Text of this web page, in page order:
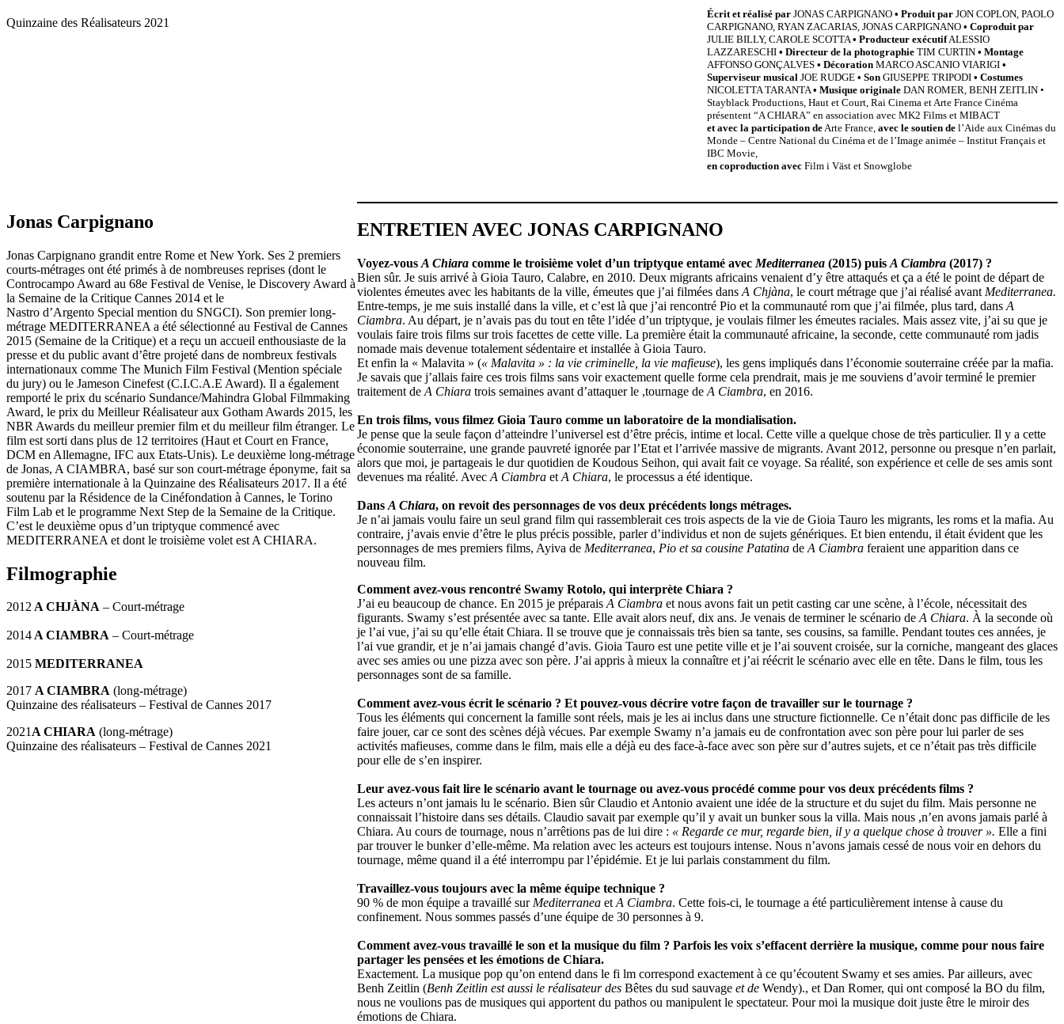
Quinzaine des Réalisateurs 2021
Écrit et réalisé parJONAS CARPIGNANO • Produit par JON COPLON, PAOLO
CARPIGNANO, RYAN ZACARIAS, JONAS CARPIGNANO • Coproduit par
JULIE BILLY, CAROLE SCOTTA• Producteur exécutifALESSIO
LAZZARESCHI• Directeur de la photographie TIM CURTIN • Montage
AFFONSO GONÇALVES• DécorationMARCO ASCANIO VIARIGI•
Superviseur musicalJOE RUDGE • Son GIUSEPPE TRIPODI• Costumes
NICOLETTA TARANTA• Musique originaleDAN ROMER, BENH ZEITLIN •
Stayblack Productions, Haut et Court, Rai Cinema et Arte France Cinéma
présentent “A CHIARA” en association avec MK2 Films et MIBACT
et avec la participation de Arte France, avec le soutien del’Aide aux Cinémas du
Monde – Centre National du Cinéma et de l’Image animée – Institut Français et
IBC Movie,
en coproduction avec Film i Väst et Snowglobe
Jonas Carpignano
Jonas Carpignano grandit entre Rome et New York. Ses 2 premiers
courts-métrages ont été primés à de nombreuses reprises (dont le
Controcampo Award au 68e Festival de Venise, le Discovery Award à
la Semaine de la Critique Cannes 2014 et le
Nastro d’Argento Special mention du SNGCI). Son premier long-
métrage MEDITERRANEA a été sélectionné au Festival de Cannes
2015 (Semaine de la Critique) et a reçu un accueil enthousiaste de la
presse et du public avant d’être projeté dans de nombreux festivals
internationaux comme The Munich Film Festival (Mention spéciale
du jury) ou le Jameson Cinefest (C.I.C.A.E Award). Il a également
remporté le prix du scénario Sundance/Mahindra Global Filmmaking
Award, le prix du Meilleur Réalisateur aux Gotham Awards 2015, les
NBR Awards du meilleur premier film et du meilleur film étranger. Le
film est sorti dans plus de 12 territoires (Haut et Court en France,
DCM en Allemagne, IFC aux Etats-Unis). Le deuxième long-métrage
de Jonas, A CIAMBRA, basé sur son court-métrage éponyme, fait sa
première internationale à la Quinzaine des Réalisateurs 2017. Il a été
soutenu par la Résidence de la Cinéfondation à Cannes, le Torino
Film Lab et le programme Next Step de la Semaine de la Critique.
C’est le deuxième opus d’un triptyque commencé avec
MEDITERRANEA et dont le troisième volet est A CHIARA.
Filmographie
2012A CHJÀNA – Court-métrage
2014A CIAMBRA – Court-métrage
2015 MEDITERRANEA
2017 A CIAMBRA (long-métrage)
Quinzaine des réalisateurs – Festival de Cannes 2017
2021A CHIARA (long-métrage)
Quinzaine des réalisateurs – Festival de Cannes 2021
ENTRETIEN AVEC JONAS CARPIGNANO
Voyez-vous A Chiara comme le troisième volet d’un triptyque entamé avec Mediterranea (2015) puis A Ciambra (2017) ?
Bien sûr. Je suis arrivé à Gioia Tauro, Calabre, en 2010. Deux migrants africains venaient d’y être attaqués et ça a été le point de départ de
violentes émeutes avec les habitants de la ville, émeutes que j’ai filmées dans A Chjàna, le court métrage que j’ai réalisé avant Mediterranea.
Entre-temps, je me suis installé dans la ville, et c’est là que j’ai rencontré Pio et la communauté rom que j’ai filmée, plus tard, dansA
Ciambra. Au départ, je n’avais pas du tout en tête l’idée d’un triptyque, je voulais filmer les émeutes raciales. Mais assez vite, j’ai su que je
voulais faire trois films sur trois facettes de cette ville. La première était la communauté africaine, la seconde, cette communauté rom jadis
nomade mais devenue totalement sédentaire et installée à Gioia Tauro.
Et enfin la « Malavita » (« Malavita » : la vie criminelle, la vie mafieuse), les gens impliqués dans l’économie souterraine créée par la mafia.
Je savais que j’allais faire ces trois films sans voir exactement quelle forme cela prendrait, mais je me souviens d’avoir terminé le premier
traitement de A Chiaratrois semaines avant d’attaquer le ,tournage de A Ciambra, en 2016.
En trois films, vous filmez Gioia Tauro comme un laboratoire de la mondialisation.
Je pense que la seule façon d’atteindre l’universel est d’être précis, intime et local. Cette ville a quelque chose de très particulier. Il y a cette
économie souterraine, une grande pauvreté ignorée par l’Etat et l’arrivée massive de migrants. Avant 2012, personne ou presque n’en parlait,
alors que moi, je partageais le dur quotidien de Koudous Seihon, qui avait fait ce voyage. Sa réalité, son expérience et celle de ses amis sont
devenues ma réalité. Avec A Ciambraet A Chiara, le processus a été identique.
Dans A Chiara, on revoit des personnages de vos deux précédents longs métrages.
Je n’ai jamais voulu faire un seul grand film qui rassemblerait ces trois aspects de la vie de Gioia Tauro les migrants, les roms et la mafia. Au
contraire, j’avais envie d’être le plus précis possible, parler d’individus et non de sujets génériques. Et bien entendu, il était évident que les
personnages de mes premiers films, Ayiva de Mediterranea, Pio et sa cousine Patatinade A Ciambraferaient une apparition dans ce
nouveau film.
Comment avez-vous rencontré Swamy Rotolo, qui interprète Chiara ?
J’ai eu beaucoup de chance. En 2015 je préparais A Ciambraet nous avons fait un petit casting car une scène, à l’école, nécessitait des
figurants. Swamy s’est présentée avec sa tante. Elle avait alors neuf, dix ans. Je venais de terminer le scénario de A Chiara. À la seconde où
je l’ai vue, j’ai su qu’elle était Chiara. Il se trouve que je connaissais très bien sa tante, ses cousins, sa famille. Pendant toutes ces années, je
l’ai vue grandir, et je n’ai jamais changé d’avis. Gioia Tauro est une petite ville et je l’ai souvent croisée, sur la corniche, mangeant des glaces
avec ses amies ou une pizza avec son père. J’ai appris à mieux la connaître et j’ai réécrit le scénario avec elle en tête. Dans le film, tous les
personnages sont de sa famille.
Comment avez-vous écrit le scénario ? Et pouvez-vous décrire votre façon de travailler sur le tournage ?
Tous les éléments qui concernent la famille sont réels, mais je les ai inclus dans une structure fictionnelle. Ce n’était donc pas difficile de les
faire jouer, car ce sont des scènes déjà vécues. Par exemple Swamy n’a jamais eu de confrontation avec son père pour lui parler de ses
activités mafieuses, comme dans le film, mais elle a déjà eu des face-à-face avec son père sur d’autres sujets, et ce n’était pas très difficile
pour elle de s’en inspirer.
Leur avez-vous fait lire le scénario avant le tournage ou avez-vous procédé comme pour vos deux précédents films ?
Les acteurs n’ont jamais lu le scénario. Bien sûr Claudio et Antonio avaient une idée de la structure et du sujet du film. Mais personne ne
connaissait l’histoire dans ses détails. Claudio savait par exemple qu’il y avait un bunker sous la villa. Mais nous ,n’en avons jamais parlé à
Chiara. Au cours de tournage, nous n’arrêtions pas de lui dire : « Regarde ce mur, regarde bien, il y a quelque chose à trouver ». Elle a fini
par trouver le bunker d’elle-même. Ma relation avec les acteurs est toujours intense. Nous n’avons jamais cessé de nous voir en dehors du
tournage, même quand il a été interrompu par l’épidémie. Et je lui parlais constamment du film.
Travaillez-vous toujours avec la même équipe technique ?
90 % de mon équipe a travaillé sur MediterraneaetA Ciambra. Cette fois-ci, le tournage a été particulièrement intense à cause du
confinement. Nous sommes passés d’une équipe de 30 personnes à 9.
Comment avez-vous travaillé le son et la musique du film ? Parfois les voix s’effacent derrière la musique, comme pour nous faire
partager les pensées et les émotions de Chiara.
Exactement. La musique pop qu’on entend dans le fi lm correspond exactement à ce qu’écoutent Swamy et ses amies. Par ailleurs, avec
Benh Zeitlin (Benh Zeitlin est aussi le réalisateur des Bêtes du sud sauvage et de Wendy)., et Dan Romer, qui ont composé la BO du film,
nous ne voulions pas de musiques qui apportent du pathos ou manipulent le spectateur. Pour moi la musique doit juste être le miroir des
émotions de Chiara.